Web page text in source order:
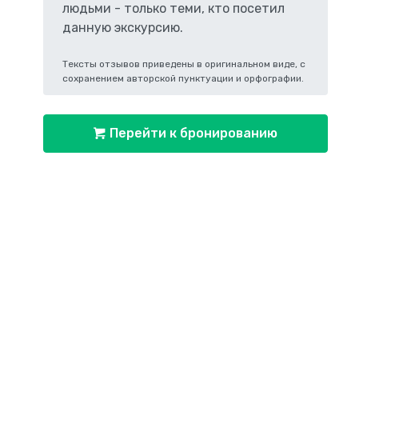
людьми - только теми, кто посетил
данную экскурсию.
Тексты отзывов приведены в оригинальном виде, с
сохранением авторской пунктуации и орфографии.
Перейти к бронированию